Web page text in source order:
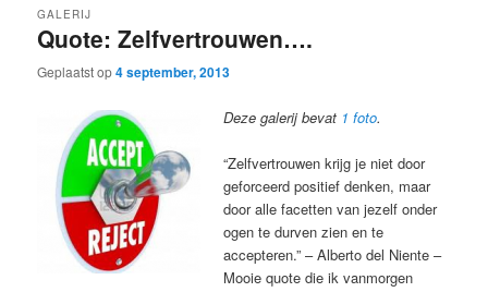
Quote: Zelfvertrouwen….
GALERIJ
Geplaatst op4 september, 2013
Deze galerij bevat 1 foto.
“Zelfvertrouwen krijg je niet door
geforceerd positief denken, maar
door alle facetten van jezelf onder
ogen te durven zien en te
accepteren.” – Alberto del Niente –
Mooie quote die ik vanmorgen